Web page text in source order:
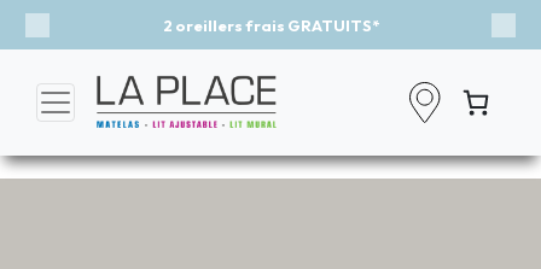
2 oreillers frais GRATUITS*
Previous